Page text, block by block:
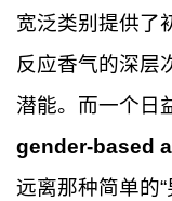
宽泛类别提供了
反应香气的深层
潜能。而一个日
gender-based
远离那种简单的